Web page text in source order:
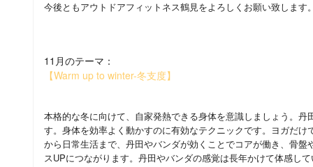
今後ともアウトドアフィットネス鶴見をよろしくお願い致します
11月のテーマ：
【Warm up to winter-冬支度】
本格的な冬に向けて、自家発熱できる身体を意識しましょう。
す。身体を効率よく動かすのに有効なテクニックです。ヨガだ
から日常生活まで、丹田やバンダが効くことでコアが働き、骨
スUPにつながります。丹田やバンダの感覚は長年かけて体感し